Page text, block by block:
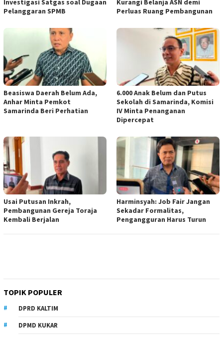
Investigasi Satgas soal Dugaan
Pelanggaran SPMB
Kurangi Belanja ASN demi
Perluas Ruang Pembangunan
Beasiswa Daerah Belum Ada,
Anhar Minta Pemkot
Samarinda Beri Perhatian
6.000 Anak Belum dan Putus
Sekolah di Samarinda, Komisi
IV Minta Penanganan
Dipercepat
Usai Putusan Inkrah,
Pembangunan Gereja Toraja
Kembali Berjalan
Harminsyah: Job Fair Jangan
Sekadar Formalitas,
Pengangguran Harus Turun
TOPIK POPULER
DPRD KALTIM
DPMD KUKAR